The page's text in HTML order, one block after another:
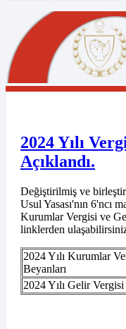
2024 Yılı
Açıklandı.
Değiştirilmiş ve
Usul Yasası'nın 6'ncı
Kurumlar Vergisi ve
linklerden
2024 Yılı Kurumlar
Beyanları
2024 Yılı Gelir Vergisi